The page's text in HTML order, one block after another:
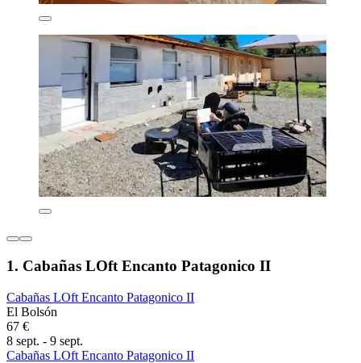
1. Cabañas LOft Encanto Patagonico II
Cabañas LOft Encanto Patagonico II
El Bolsón
67 €
8 sept. - 9 sept.
Cabañas LOft Encanto Patagonico II